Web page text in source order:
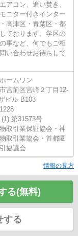
アコン、追い焚き、
ニター付きインター
高津区・青葉区・都
ております。学区の
事など、何でもご相
い合わせお待ちして
ームワン
宮前区宮崎２丁目12-
ビル B103
第31573号
取引業保証協会・神
取引業協会・首都圏
協議会
情報の見方
る(無料)
する